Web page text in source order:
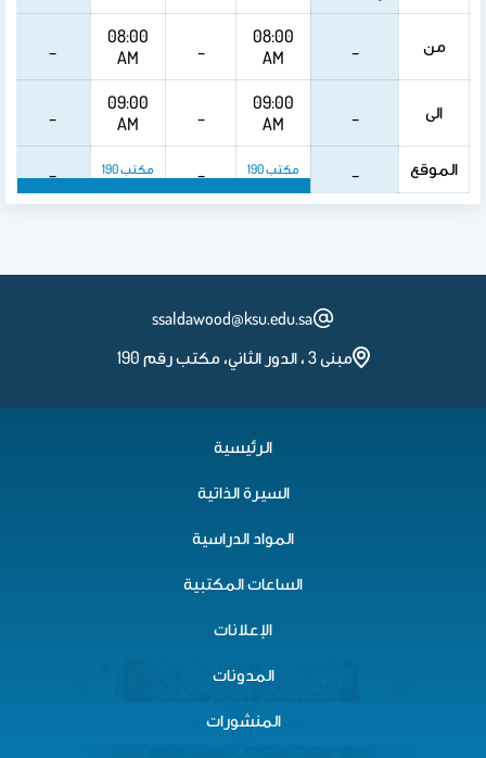
من
08:00
AM
08:00
AM
الى
09:00
AM
09:00
AM
الموقع مكتب 190
مكتب 190
مكتب 190
مكتب 190
ssaldawood@ksu.edu.sa
مبنى 3 ، الدور الثاني، مكتب رقم 190
الرئيسية
السيرة الذاتية
المواد الدراسية
الساعات المكتبية
الإعلانات
المدونات
المنشورات